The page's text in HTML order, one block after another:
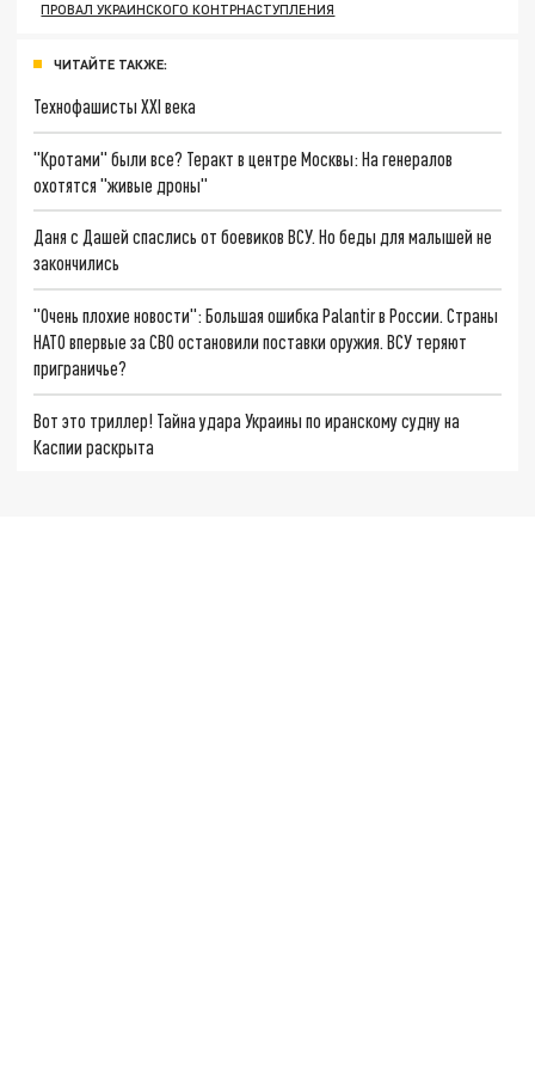
ПРОВАЛ УКРАИНСКОГО КОНТРНАСТУПЛЕНИЯ
ЧИТАЙТЕ ТАКЖЕ:
Технофашисты XXI века
"Кротами" были все? Теракт в центре Москвы: На генералов
охотятся "живые дроны"
Даня с Дашей спаслись от боевиков ВСУ. Но беды для малышей не
закончились
"Очень плохие новости": Большая ошибка Palantir в России. Страны
НАТО впервые за СВО остановили поставки оружия. ВСУ теряют
приграничье?
Вот это триллер! Тайна удара Украины по иранскому судну на
Каспии раскрыта